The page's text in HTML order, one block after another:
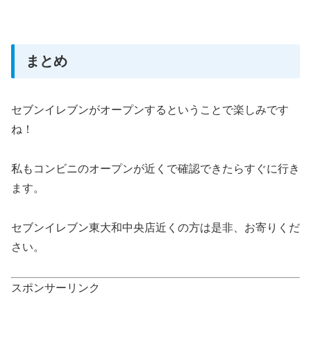
まとめ
セブンイレブンがオープンするということで楽しみです
ね！
私もコンビニのオープンが近くで確認できたらすぐに行き
ます。
セブンイレブン東大和中央店近くの方は是非、お寄りくだ
さい。
スポンサーリンク